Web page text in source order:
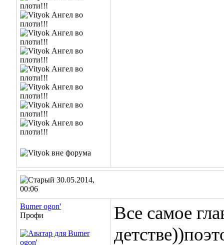
30.05.2014,
00:06
Bumer ogon'
Профи
Все самое